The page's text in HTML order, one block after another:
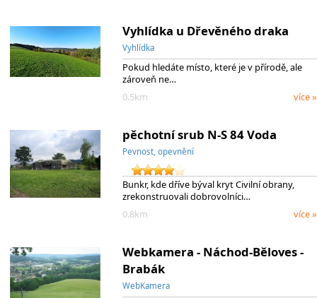
Vyhlídka u Dřevěného draka
Vyhlídka
Pokud hledáte místo, které je v přírodě, ale
zároveň ne…
0.5km
více »
pěchotní srub N-S 84 Voda
Pevnost, opevnění
Bunkr, kde dříve býval kryt Civilní obrany,
zrekonstruovali dobrovolníci…
0.8km
více »
Webkamera - Náchod-Běloves -
Brabák
WebKamera